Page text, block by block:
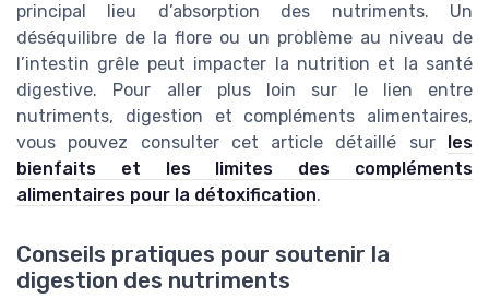
principal lieu d’absorption des nutriments. Un
déséquilibre de la flore ou un problème au niveau de
l’intestin grêle peut impacter la nutrition et la santé
digestive. Pour aller plus loin sur le lien entre
nutriments, digestion et compléments alimentaires,
vous pouvez consulter cet article détaillé sur
les
bienfaits et les limites des compléments
alimentaires pour la détoxification.
Conseils pratiques pour soutenir la
digestion des nutriments